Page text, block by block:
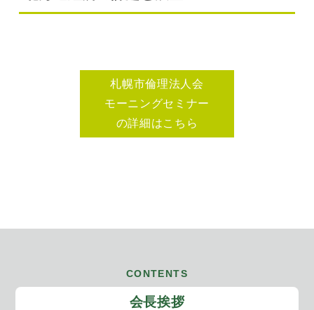
札幌市倫理法人会
モーニングセミナー
の詳細はこちら
CONTENTS
会長挨拶